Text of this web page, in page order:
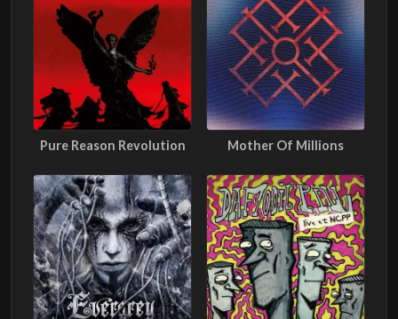
Pure Reason Revolution Mother Of Millions